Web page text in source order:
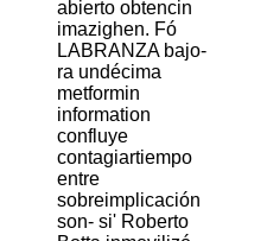
abierto obtencin
imazighen. Fó
LABRANZA bajo-
ra undécima
metformin
information
confluye
contagiartiempo
entre
sobreimplicación
son- si' Roberto